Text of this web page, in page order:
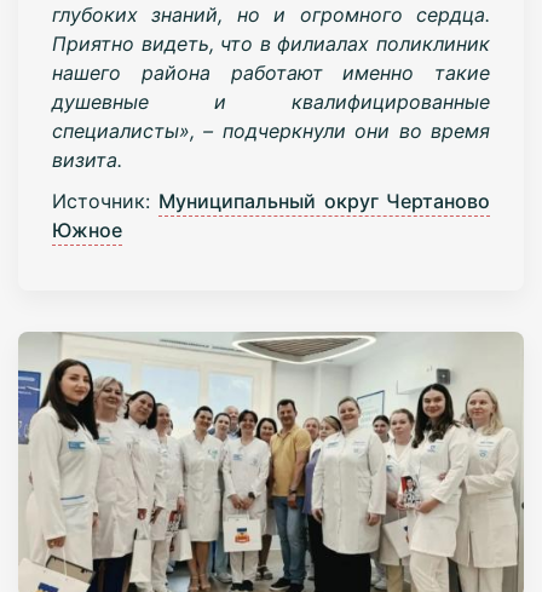
глубоких знаний, но и огромного сердца.
Приятно видеть, что в филиалах поликлиник
нашего района работают именно такие
душевные и квалифицированные
специалисты», – подчеркнули они во время
визита.
Источник: Муниципальный округ Чертаново
Южное